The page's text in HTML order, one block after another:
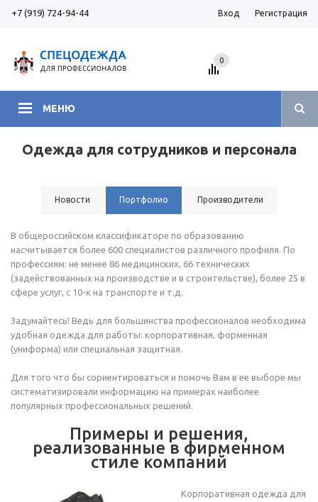
+7 (919) 724-94-44 Вход Регистрация
МЕНЮ
0
Одежда для сотрудников и персонала
Новости Портфолио Производители
В общероссийском классификаторе по образованию
насчитывается более 600 специалистов различного профиля. По
профессиям: не менее 86 медицинских, 66 технических
(задействованных на производстве и в строительстве), более 25 в
сфере услуг, с 10-к на транспорте и т.д.
Задумайтесь! Ведь для большинства профессионалов необходима
удобная одежда для работы: корпоративная, форменная
(униформа) или специальная защитная.
Для того что бы сориентироваться и помочь Вам в ее выборе мы
систематизировали информацию на примерах наиболее
популярных профессиональных решений.
Примеры и решения,
реализованные в фирменном
стиле компаний
Корпоративная одежда для